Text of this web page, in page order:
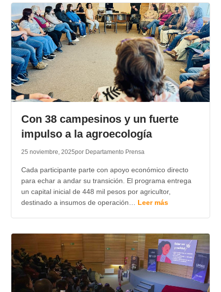
AUDIOS
VIDEOS
GALERIA DE FOTOS
APP MÓVIL
Con 38 campesinos y un fuerte
impulso a la agroecología
25 noviembre, 2025por Departamento Prensa
Cada participante parte con apoyo económico directo
para echar a andar su transición. El programa entrega
un capital inicial de 448 mil pesos por agricultor,
destinado a insumos de operación… Leer más